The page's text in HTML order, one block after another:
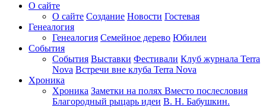
О сайте
О сайте Создание Новости Гостевая
Генеалогия
Генеалогия Семейное дерево Юбилеи
События
События Выставки Фестивали Клуб журнала Terra
Nova Встречи вне клуба Terra Nova
Хроника
Хроника Заметки на полях Вместо послесловия
Благородный рыцарь идеи В. Н. Бабушкин.